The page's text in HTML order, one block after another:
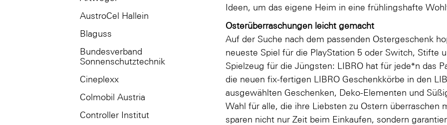
AustroCel Hallein
Blaguss
Bundesverband
Sonnenschutztechnik
Cineplexx
Colmobil Austria
Controller Institut
Ideen, um das eigene Heim in eine frühlingshafte
Osterüberraschungen leicht gemacht
Auf der Suche nach dem passenden Ostergeschenk
neueste Spiel für die PlayStation 5 oder Switch, Stifte
Spielzeug für die Jüngsten: LIBRO hat für jede*n das
die neuen fix-fertigen LIBRO Geschenkkörbe in den
ausgewählten Geschenken, Deko-Elementen und
Wahl für alle, die ihre Liebsten zu Ostern überraschen
sparen nicht nur Zeit beim Einkaufen, sondern